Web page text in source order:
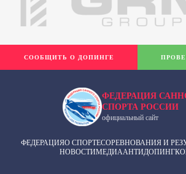
ФЕДЕРАЦИЯ
СПОРТА РОССИИ
официальный сайт
ФЕДЕРАЦИЯО СПОРТЕСОРЕВНОВАНИЯ И
НОВОСТИМЕДИААНТИДОПИНГ
СООБЩИТЬ О ДОПИНГЕ